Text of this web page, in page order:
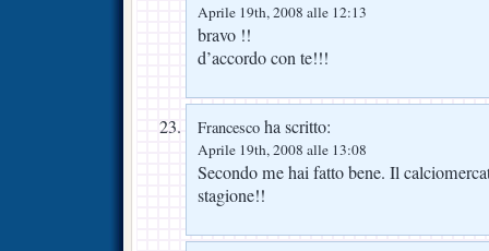
Aprile 19th, 2008 alle 12:13
bravo !!
d’accordo con te!!!
Francesco ha scritto:
Aprile 19th, 2008 alle 13:08
Secondo me hai fatto bene. Il
stagione!!